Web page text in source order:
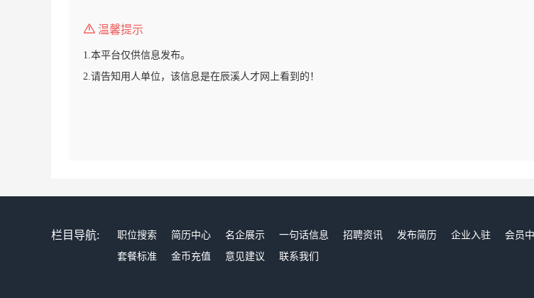
温馨提示
1.本平台仅供信息发布。
2.请告知用人单位，该信息是在辰溪人才网上看到的！
栏目导航: 职位搜索 简历中心 名企展示 一句话信息 招聘资讯 发布简历 企业入驻 会员
套餐标准
金币充值 意见建议 联系我们